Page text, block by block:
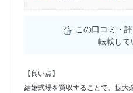
この口コミ・
転載して
【良い点】
結婚式場を買収することで、拡大